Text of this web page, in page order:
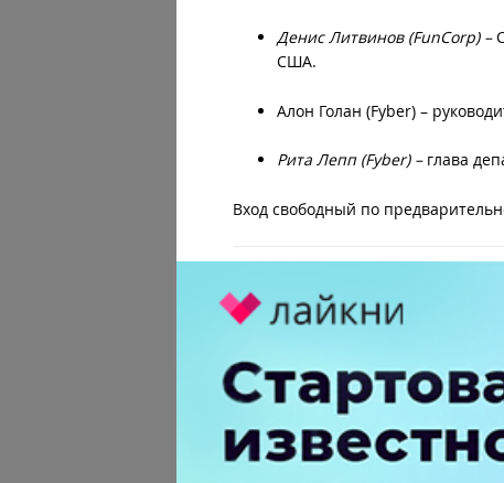
Денис Литвинов (FunCorp) –
США.
Алон Голан (Fyber) –
Рита Лепп (Fyber) – глава
Вход свободный по